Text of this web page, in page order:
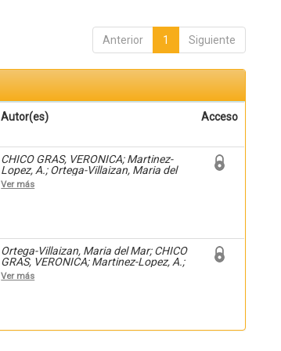
Anterior 1 Siguiente
Autor(es) Acceso
CHICO GRAS, VERONICA; Martinez-
Lopez, A.; Ortega-Villaizan, Maria del
Mar; Falco, Antonio; Perez, L.; coll, julio;
Estepa, A.
Ver más
Ortega-Villaizan, Maria del Mar; CHICO
GRAS, VERONICA; Martinez-Lopez, A.;
Falco, Antonio; Perez, L.; coll, julio;
Estepa, E.
Ver más